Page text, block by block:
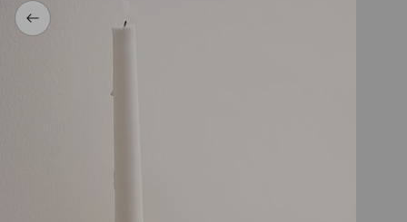
Takaisin